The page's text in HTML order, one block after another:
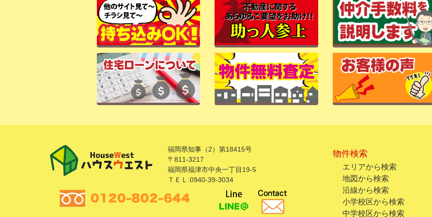
福岡県知事（2）第18415号
〒811-3217
福岡県福津市中央一丁目19-5
ＴＥＬ:0940-39-3034
物件検索
エリアから検索
地図から検索
沿線から検索
小学校区から検索
中学校区から検索